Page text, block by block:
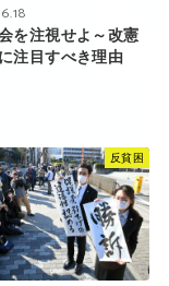
を注視せよ～改憲
注目すべき理由
反貧困